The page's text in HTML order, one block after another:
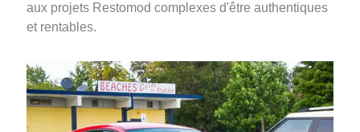
aux projets Restomod complexes d'être authentiques
et rentables.